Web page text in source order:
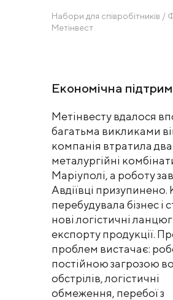
Набори для співробітників /
Метінвест
Економічна
Метінвесту вдалося
багатьма викликами
компанія втратила два
металургійні
Маріуполі, а роботу
Авдіївці призупинено.
перебудувала бізнес і
нові логістичні
експорту продукції.
проблем вистачає:
постійною загрозою
обстрілів, логістичні
обмеження, перебої з